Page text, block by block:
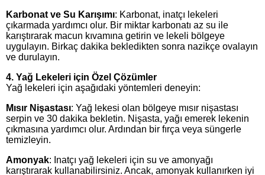
Karbonat ve Su Karışımı: Karbonat, inatçı lekeleri
çıkarmada yardımcı olur. Bir miktar karbonatı az su ile
karıştırarak macun kıvamına getirin ve lekeli bölgeye
uygulayın. Birkaç dakika bekledikten sonra nazikçe ovalayın
ve durulayın.
4. Yağ Lekeleri için Özel Çözümler
Yağ lekeleri için aşağıdaki yöntemleri deneyin:
Mısır Nişastası: Yağ lekesi olan bölgeye mısır nişastası
serpin ve 30 dakika bekletin. Nişasta, yağı emerek lekenin
çıkmasına yardımcı olur. Ardından bir fırça veya süngerle
temizleyin.
Amonyak: Inatçı yağ lekeleri için su ve amonyağı
karıştırarak kullanabilirsiniz. Ancak, amonyak kullanırken iyi